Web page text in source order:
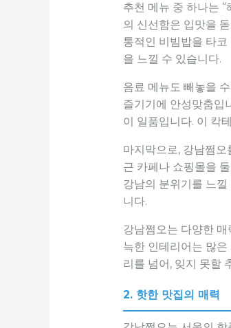
추천 메뉴 중 하나는
의 신선함은 입맛을
통적인 비빔밥을 타
을 느낄 수 있습니다.
음료 메뉴도 빼놓을
즐기기에 안성맞춤입
이 일품입니다. 이 칵
마지막으로, 강남쩜
근 카페나 쇼핑몰을
강남의 분위기를 느
니다.
강남쩜오는 다양한
늑한 인테리어는 많
리를 넘어, 잊지 못할
2. 핫한 맛집의 매력